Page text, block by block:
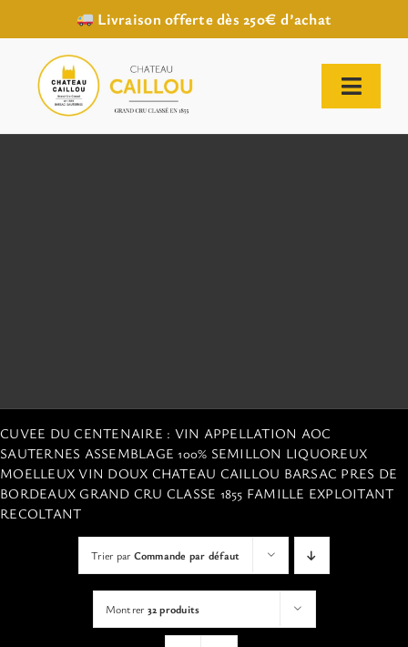
Livraison offerte dès 250€ d’achat
contenu
OFFRIR UNE EXPERIENCE
ACTUALITÉS
CUVEE DU CENTENAIRE : VIN APPELLATION AOC
SAUTERNES ASSEMBLAGE 100% SEMILLON LIQUOREUX
MOELLEUX VIN DOUX CHATEAU CAILLOU BARSAC PRES DE
BORDEAUX GRAND CRU CLASSE 1855 FAMILLE EXPLOITANT
RECOLTANT
Trier parCommande par défaut
Montrer32 produits